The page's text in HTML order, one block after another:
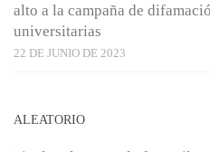
alto a la campaña de
universitarias
22 DE JUNIO DE 2023
ALEATORIO